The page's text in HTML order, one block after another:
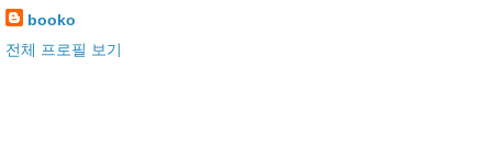
booko
전체 프로필 보기